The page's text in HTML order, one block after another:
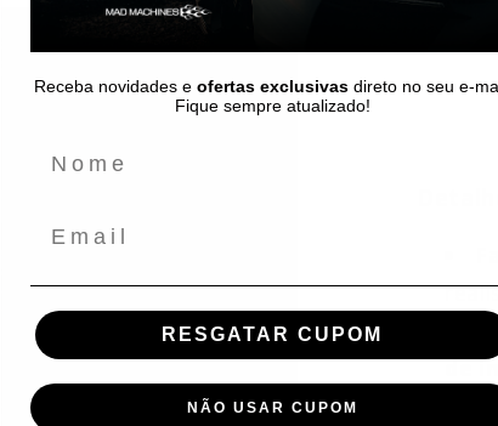
de
Receba novidades e ofertas exclusivasdireto no seu e-
Fique sempre atualizado!
Email
RESGATAR CUPOM
NÃO USAR CUPOM